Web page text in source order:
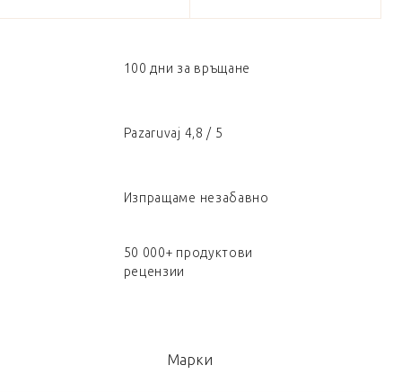
100 дни за връщане
Pazaruvaj 4,8 / 5
Изпращаме незабавно
50 000+ продуктови
рецензии
Марки